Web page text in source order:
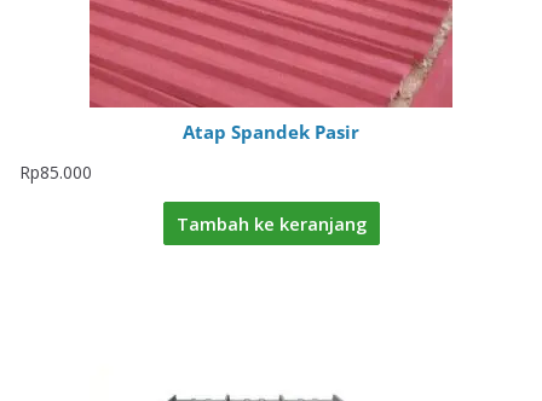
Atap Spandek Pasir
Rp85.000
Tambah ke keranjang